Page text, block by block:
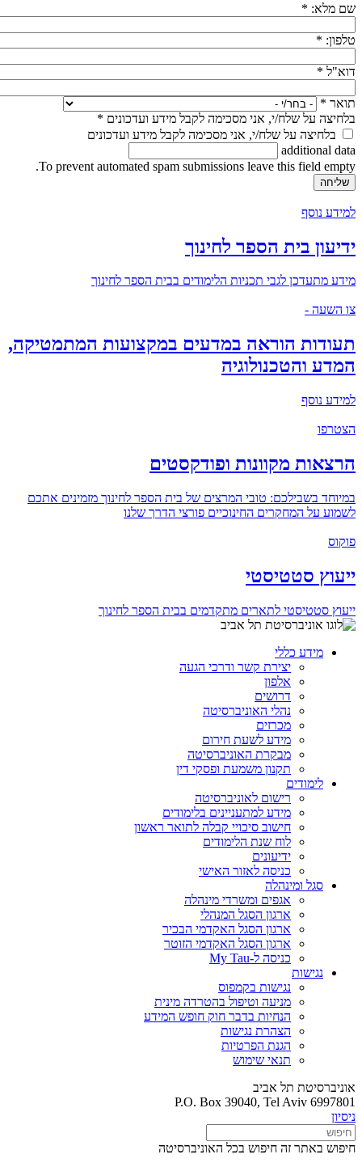
שם מלא: *
טלפון: *
דוא"ל *
תואר *
בלחיצה על שלח/י, אני מסכימה לקבל מידע ועדכונים *
בלחיצה על שלח/י, אני מסכימה לקבל מידע ועדכונים
additional data
To prevent automated spam submissions leave this field empty.
למידע נוסף
ידיעון בית הספר לחינוך
מידע מתעדכן לגבי תכניות הלימודים בבית הספר לחינוך
צו השעה -
תעודות הוראה במדעים במקצועות המתמטיקה,
המדע והטכנולוגיה
למידע נוסף
הצטרפו
הרצאות מקוונות ופודקסטים
במיוחד בשבילכם: טובי המרצים של בית הספר לחינוך מזמינים אתכם
לשמוע על המחקרים החינוכיים פורצי הדרך שלנו
פוקוס
ייעוץ סטטיסטי
ייעוץ סטטיסטי לתארים מתקדמים בבית הספר לחינוך
מידע כללי
יצירת קשר ודרכי הגעה
אלפון
דרושים
נהלי האוניברסיטה
מכרזים
מידע לשעת חירום
מבקרת האוניברסיטה
תקנון משמעת ופסקי דין
לימודים
רישום לאוניברסיטה
מידע למתעניינים בלימודים
חישוב סיכויי קבלה לתואר ראשון
לוח שנת הלימודים
ידיעונים
כניסה לאזור האישי
סגל ומינהלה
אגפים ומשרדי מינהלה
ארגון הסגל המנהלי
ארגון הסגל האקדמי הבכיר
ארגון הסגל האקדמי הזוטר
כניסה ל-My Tau
נגישות
נגישות בקמפוס
מניעה וטיפול בהטרדה מינית
הנחיות בדבר חוק חופש המידע
הצהרת נגישות
הגנת הפרטיות
תנאי שימוש
אוניברסיטת תל אביב
P.O. Box 39040, Tel Aviv 6997801
ניסיון
חיפוש באתר זה חיפוש בכל האוניברסיטה